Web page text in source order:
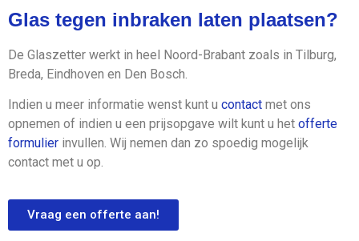
Glas tegen inbraken laten plaatsen?
De Glaszetter werkt in heel Noord-Brabant zoals in Tilburg,
Breda, Eindhoven en Den Bosch.
Indien u meer informatie wenst kunt u contact met ons
opnemen of indien u een prijsopgave wilt kunt u het offerte
formulier invullen. Wij nemen dan zo spoedig mogelijk
contact met u op.
Vraag een offerte aan!